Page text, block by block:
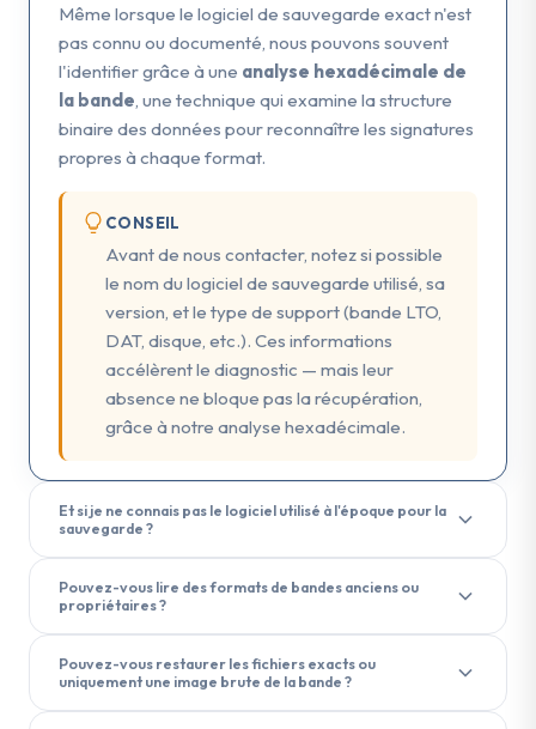
Même lorsque le logiciel de sauvegarde exact n'est
pas connu ou documenté, nous pouvons souvent
l'identifier grâce à une analyse hexadécimale de
la bande , une technique qui examine la structure
binaire des données pour reconnaître les signatures
propres à chaque format.
CONSEIL
Avant de nous contacter, notez si possible
le nom du logiciel de sauvegarde utilisé, sa
version, et le type de support (bande LTO,
DAT, disque, etc.). Ces informations
accélèrent le diagnostic — mais leur
absence ne bloque pas la récupération,
grâce à notre analyse hexadécimale.
Et si je ne connais pas le logiciel utilisé à l'époque pour la
sauvegarde ?
d'origine n'est pas nécessaire pour lancer une
du contenu brut de la bande, nos experts sont
capables d'identifier le logiciel utilisé lors de la
sauvegarde initiale — comme Veritas Backup Exec,
Pouvez-vous lire des formats de bandes anciens ou
propriétaires ?
formats de bandes anciens et propriétaires.
Pouvez-vous restaurer les fichiers exacts ou
uniquement une image brute de la bande ?